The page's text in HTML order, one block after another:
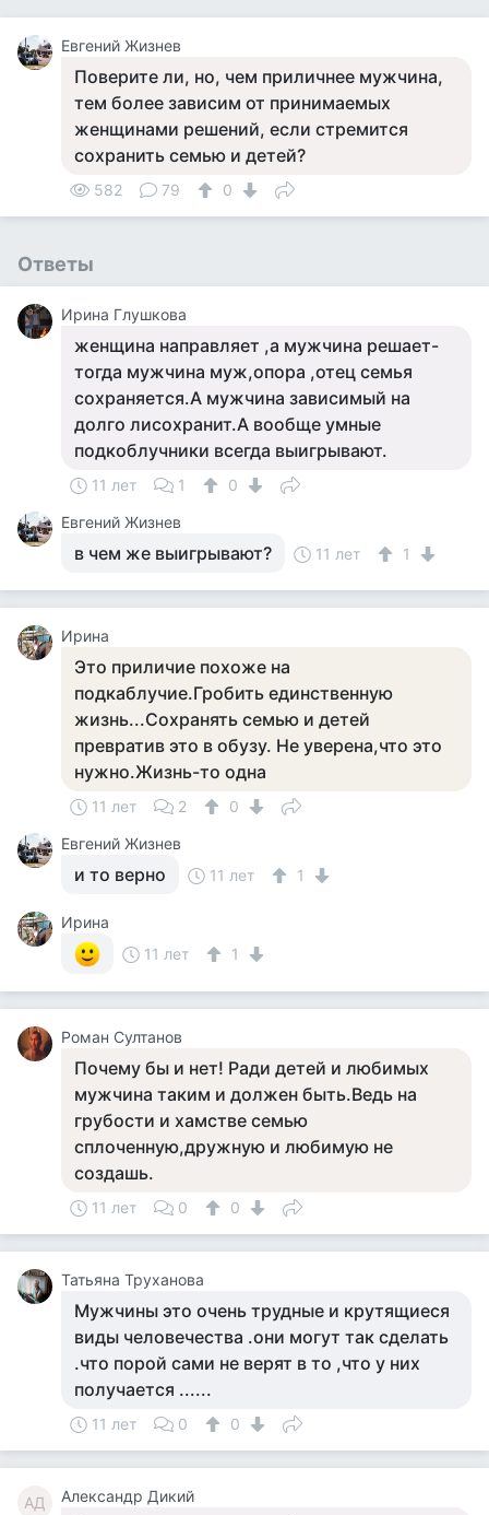
Евгений Жизнев
Поверите ли, но, чем приличнее мужчина,
тем более зависим от принимаемых
женщинами решений, если стремится
сохранить семью и детей?
582 79 0
Ответы
Ирина Глушкова
женщина направляет ,а мужчина решает-
тогда мужчина муж,опора ,отец семья
сохраняется.А мужчина зависимый на
долго лисохранит.А вообще умные
подкоблучники всегда выигрывают.
11 лет 1
0
Евгений Жизнев
в чем же выигрывают? 11 лет 1
Ирина
Это приличие похоже на
подкаблучие.Гробить единственную
жизнь...Сохранять семью и детей
превратив это в обузу. Не уверена,что это
нужно.Жизнь-то одна
11 лет 2
0
Евгений Жизнев
и то верно 11 лет 1
Ирина
11 лет
1
Роман Султанов
Почему бы и нет! Ради детей и любимых
мужчина таким и должен быть.Ведь на
грубости и хамстве семью
сплоченную,дружную и любимую не
создашь.
11 лет 0 0
Татьяна Труханова
Мужчины это очень трудные и крутящиеся
виды человечества .они могут так сделать
.что порой сами не верят в то ,что у них
получается ......
11 лет 0 0
АД Александр Дикий